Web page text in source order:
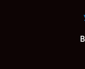
Ремонт
Ремонт